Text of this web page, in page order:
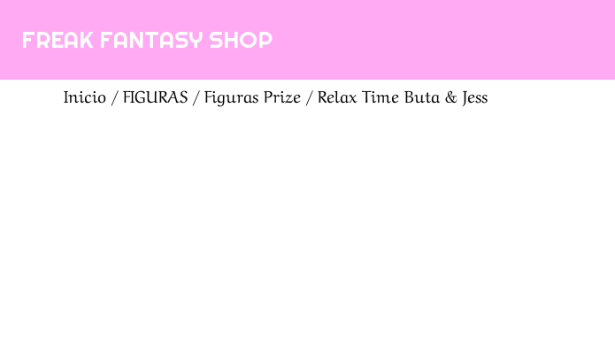
contenido
FREAK FANTASY SHOP
Inicio /FIGURAS /Figuras Prize / Relax Time Buta & Jess